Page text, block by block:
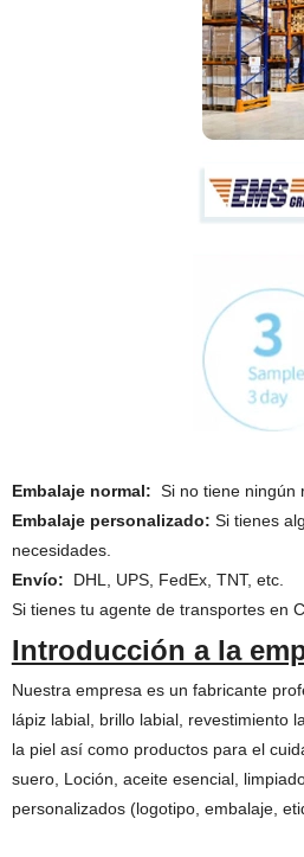
Embalaje normal: Si no tiene ningún
Embalaje personalizado: Si tienes
necesidades.
Envío:
DHL, UPS, FedEx, TNT, etc.
Si tienes tu agente de transportes en
Introducción a la
Nuestra empresa es un fabricante
lápiz labial, brillo labial, revestimiento
la piel así como productos para el
suero, Loción, aceite esencial,
personalizados (logotipo, embalaje,